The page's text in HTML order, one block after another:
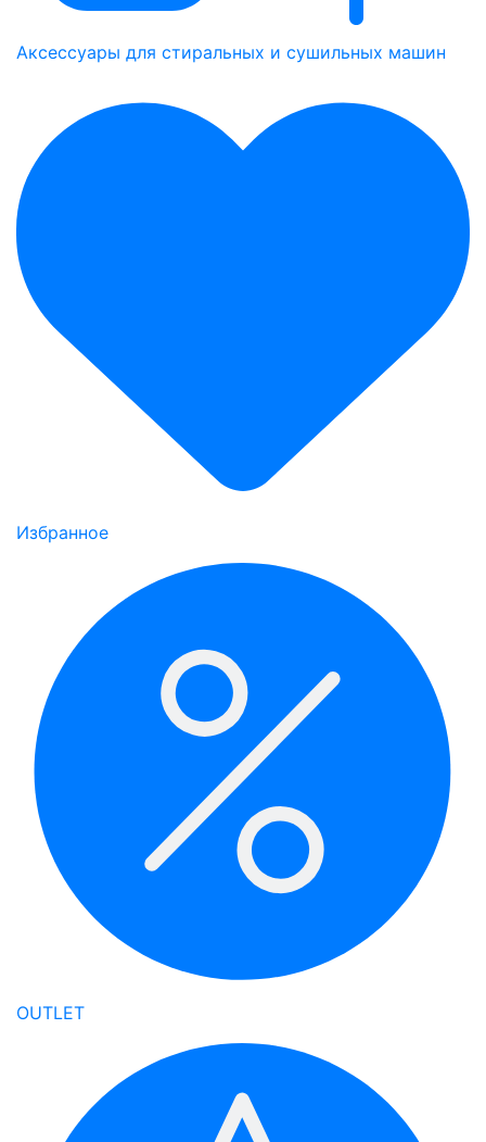
Аксессуары для стиральных и сушильных машин
Избранное
OUTLET